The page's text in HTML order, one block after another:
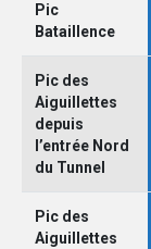
Pic
Bataillence
Pic des
Aiguillettes
depuis
l’entrée Nord
du Tunnel
Pic des
Aiguillettes